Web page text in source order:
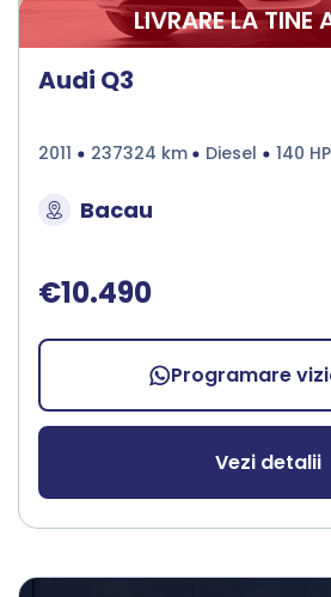
LIVRARE LA TINE
Audi Q3
2011 237324 km Diesel 140 HP
Bacau
€10.490
Programare
Vezi detalii